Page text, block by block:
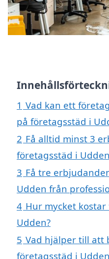
1 Vad kan ett
på företagsstäd i
2 Få alltid minst 3
företagsstäd i Udden
3 Få tre
Udden från
4 Hur mycket
Udden?
5 Vad hjälper till att
företagsstäd i